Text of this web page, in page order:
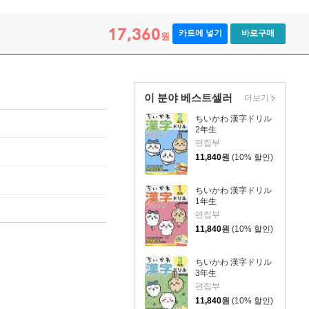
17,360원 카트에 넣기 바로구매
이 분야 베스트셀러
ちいかわ 漢字ドリル
2年生
편집부
11,840원 (10% 할인)
ちいかわ 漢字ドリル
1年生
편집부
11,840원 (10% 할인)
ちいかわ 漢字ドリル
3年生
편집부
11,840원 (10% 할인)
더보기